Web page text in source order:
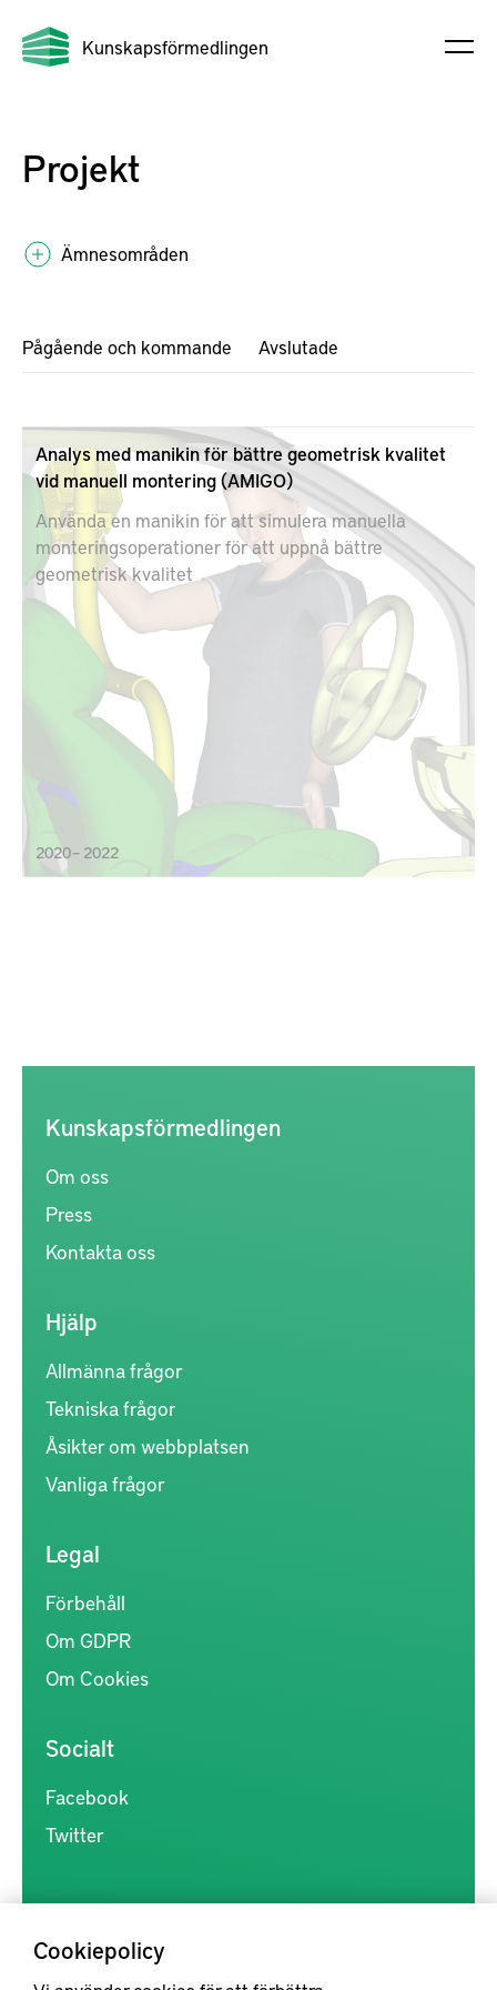
Kunskapsförmedlingen
Projekt
Ämnesområden
Pågående och kommande Avslutade
Analys med manikin för bättre geometrisk kvalitet
vid manuell montering (AMIGO)
Använda en manikin för att simulera manuella
monteringsoperationer för att uppnå bättre
geometrisk kvalitet
2020 – 2022
Cookiepolicy
Kunskapsförmedlingen
Om oss
Press
Kontakta oss
Hjälp
Allmänna frågor
Tekniska frågor
Åsikter om webbplatsen
Vanliga frågor
Legal
Förbehåll
Om GDPR
Om Cookies
Socialt
Facebook
Twitter